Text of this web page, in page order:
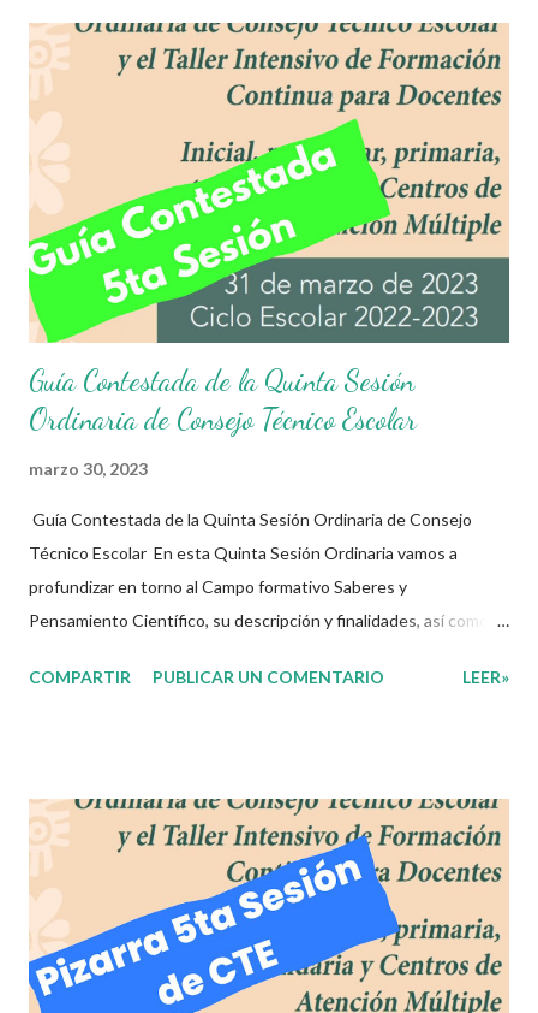
educativos de interés de la escuela. Para el caso de las
Telesecundarias y los Centros de Atención Múltiple de
secundaria se sugiere distribuir el 75% del tiempo de la sesión a
cumplir con los propósitos establecidos en el presente
documento, 20% a los asuntos educativos de interés de la
escuela y 5% a la campaña “Estrategia en el aula: Prevención de
adicciones”. En esta sesión, las maestras y los maestros de
educación secundaria,...
Guía Contestada de la Quinta Sesión
Ordinaria de Consejo Técnico Escolar
marzo 30, 2023
Guía Contestada de la Quinta Sesión Ordinaria de Consejo
Técnico Escolar En esta Quinta Sesión Ordinaria vamos a
profundizar en torno al Campo formativo Saberes y
Pensamiento Científico, su descripción y finalidades, así como
de aprendizaje para la fase que corresponda. En esta sesión,
los asuntos educativos de interés de la escuela. Para el caso de
las Telesecundarias y los Centros de Atención Múltiple de
secundaria se sugiere distribuir el 75% del tiempo de la sesión a
cumplir con los propósitos establecidos en el presente
documento, 20% a los asuntos educativos de interés de la
escuela y 5% a la campaña “Estrategia en el aula: Prevención de
COMPARTIR PUBLICAR UN COMENTARIO LEER»